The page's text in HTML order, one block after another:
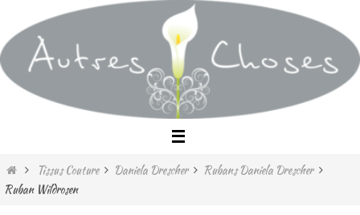
vers
le
contenu
HomeTissus Couture Daniela Drescher
Rubans Daniela Drescher
Ruban Wildrosen